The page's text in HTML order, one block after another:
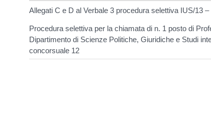
Allegati C e D al Verbale 3 procedura selettiva IUS/13
Procedura selettiva per la chiamata di n. 1 posto di
Dipartimento di Scienze Politiche, Giuridiche e Studi
concorsuale 12